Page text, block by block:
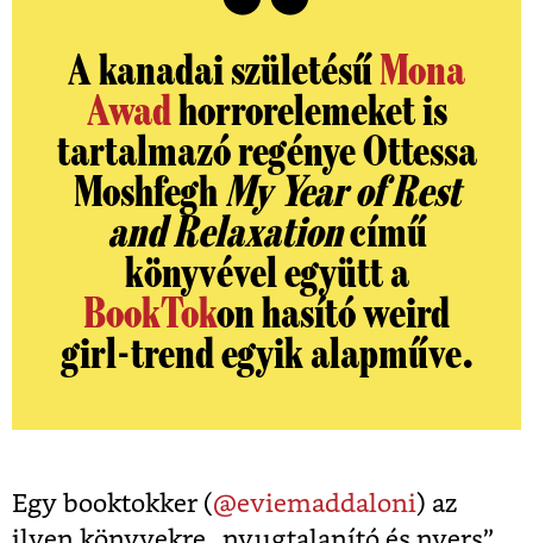
A kanadai születésűMona
Awadhorrorelemeket is
tartalmazó regénye Ottessa
MoshfeghMy Year of Rest
and Relaxationcímű
könyvével együtt a
BookTokon hasító weird
girl-trend egyik alapműve.
Egy booktokker (@eviemaddaloni) az